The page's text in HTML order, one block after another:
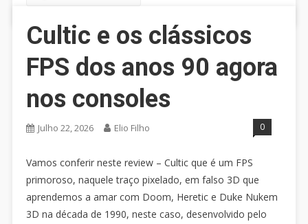
Cultic e os clássicos
FPS dos anos 90 agora
nos consoles
Julho 22, 2026 Elio Filho 0
Vamos conferir neste review – Cultic que é um FPS
primoroso, naquele traço pixelado, em falso 3D que
aprendemos a amar com Doom, Heretic e Duke Nukem
3D na década de 1990, neste caso, desenvolvido pelo